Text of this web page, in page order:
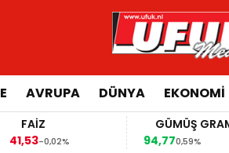
AVRUPA DÜNYA EKONOMI
FAİZ
-0,02%
GÜMÜŞ GRAM
94,770,59%